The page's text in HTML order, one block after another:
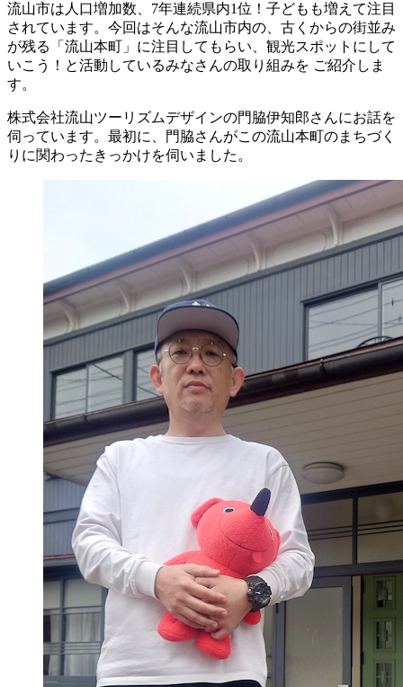
流山市は人口増加数、7年連続県内1位！子どもも増えて注目
されています。今回はそんな流山市内の、古くからの街並み
が残る「流山本町」に注目してもらい、観光スポットにして
いこう！と活動しているみなさんの取り組みを ご紹介しま
す。
株式会社流山ツーリズムデザインの門脇伊知郎さんにお話を
伺っています。最初に、門脇さんがこの流山本町のまちづく
りに関わったきっかけを伺いました。